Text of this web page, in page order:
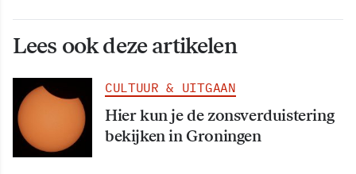
Lees ook deze artikelen
CULTUUR & UITGAAN
Hier kun je de zonsverduistering
bekijken in Groningen